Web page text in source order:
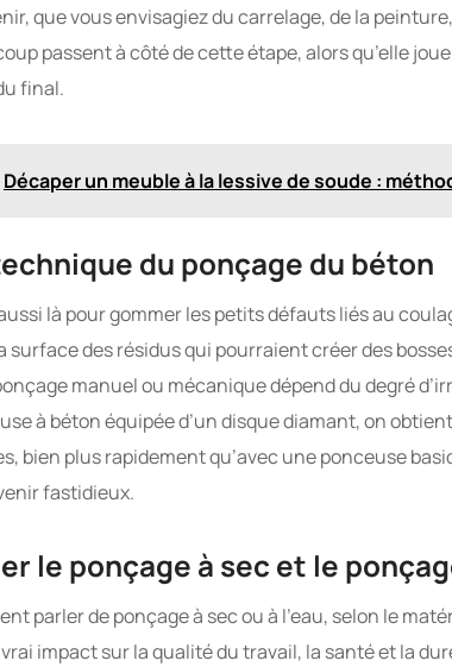
que vous envisagiez du carrelage, de la
passent à côté de cette étape, alors qu’elle
final.
Décaper un meuble à la lessive de soude :
du ponçage du béton
là pour gommer les petits défauts liés au
surface des résidus qui pourraient créer des
manuel ou mécanique dépend du degré
à béton équipée d’un disque diamant, on
bien plus rapidement qu’avec une ponceuse
fastidieux.
le ponçage à sec et le
parler de ponçage à sec ou à l’eau, selon le
impact sur la qualité du travail, la santé et la